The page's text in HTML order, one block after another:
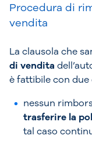
Procedura di
vendita
La clausola che
di vendita
è fattibile con due
nessun
trasferire la
tal caso